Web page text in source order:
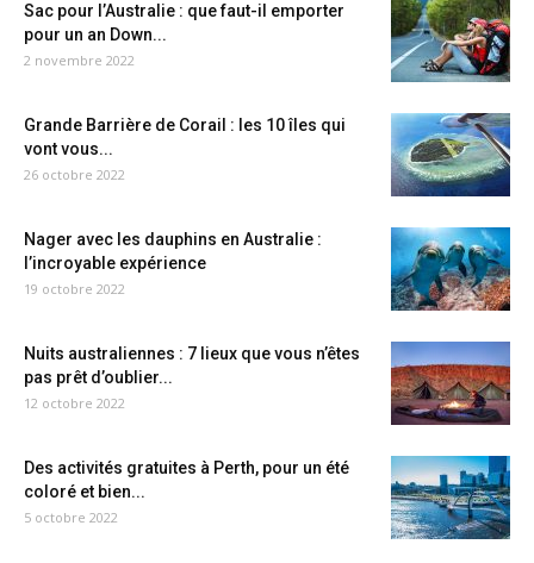
Sac pour l’Australie : que faut-il emporter
pour un an Down...
2 novembre 2022
Grande Barrière de Corail : les 10 îles qui
vont vous...
26 octobre 2022
Nager avec les dauphins en Australie :
l’incroyable expérience
19 octobre 2022
Nuits australiennes : 7 lieux que vous n’êtes
pas prêt d’oublier...
12 octobre 2022
Des activités gratuites à Perth, pour un été
coloré et bien...
5 octobre 2022